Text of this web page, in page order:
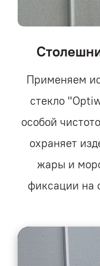
Применяем
стекло
особой
охраняет
жары и
фиксации на